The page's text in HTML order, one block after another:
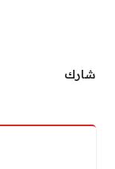
شارك